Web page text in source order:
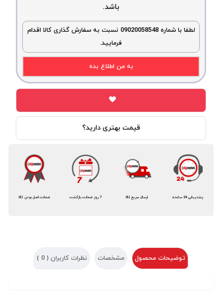
باشد.
لطفا با شماره 09020058548 نسبت به سفارش گذاری کالا اقدام
فرمایید.
به من اطلاع بده
قیمت بهتری دارید؟
ضمانت اصل بودن کالا 7 روز ضمانت بازگشت ارسال سریع کالا پشتیبانی 24 ساعته
توضیحات محصول مشخصات نظرات کاربران ( 0
)